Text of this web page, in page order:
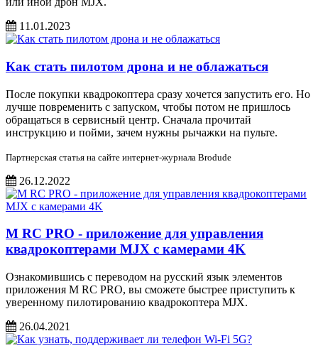
11.01.2023
Как стать пилотом дрона и не облажаться
После покупки квадрокоптера сразу хочется запустить его. Но
лучше повременить с запуском, чтобы потом не пришлось
обращаться в сервисный центр. Сначала прочитай
инструкцию и пойми, зачем нужны рычажки на пульте.
Партнерская статья на сайте интернет-журнала Brodude
26.12.2022
M RC PRO - приложение для управления
квадрокоптерами MJX с камерами 4K
Ознакомившись с переводом на русский язык элементов
приложения M RC PRO, вы сможете быстрее приступить к
уверенному пилотированию квадрокоптера MJX.
26.04.2021